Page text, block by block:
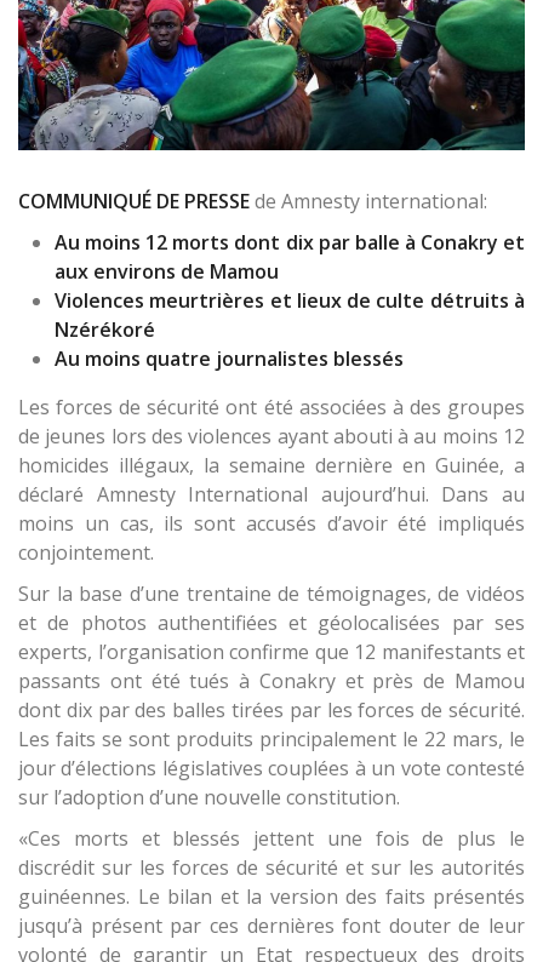
COMMUNIQUÉ DE PRESSEde Amnesty international:
Au moins 12 morts dont dix par balle à Conakry et
aux environs de Mamou
Violences meurtrières et lieux de culte détruits à
Nzérékoré
Au moins quatre journalistes blessés
Les forces de sécurité ont été associées à des groupes
de jeunes lors des violences ayant abouti à au moins 12
homicides illégaux, la semaine dernière en Guinée, a
déclaré Amnesty International aujourd’hui. Dans au
moins un cas, ils sont accusés d’avoir été impliqués
conjointement.
Sur la base d’une trentaine de témoignages, de vidéos
et de photos authentifiées et géolocalisées par ses
experts, l’organisation confirme que 12 manifestants et
passants ont été tués à Conakry et près de Mamou
dont dix par des balles tirées par les forces de sécurité.
Les faits se sont produits principalement le 22 mars, le
jour d’élections législatives couplées à un vote contesté
sur l’adoption d’une nouvelle constitution.
«Ces morts et blessés jettent une fois de plus le
discrédit sur les forces de sécurité et sur les autorités
guinéennes. Le bilan et la version des faits présentés
jusqu’à présent par ces dernières font douter de leur
volonté de garantir un Etat respectueux des droits